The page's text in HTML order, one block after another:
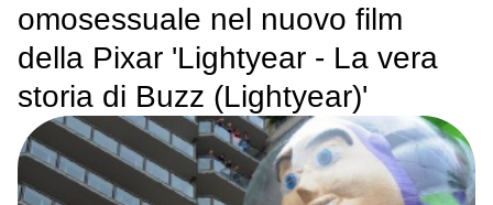
omosessuale nel nuovo film
della Pixar 'Lightyear - La vera
storia di Buzz (Lightyear)'